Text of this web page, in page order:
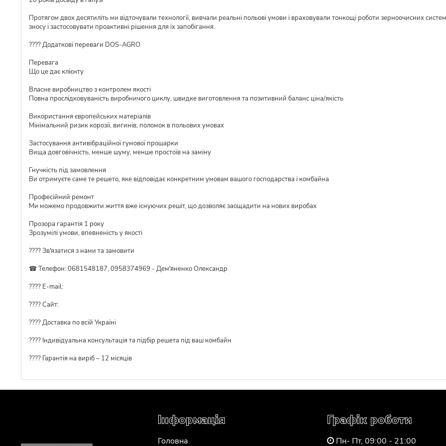
Протягом двох десятиліть ми відточували технології, вивчали реальні польові умови і враховували тонкощі роботи зерноочисних
зносу і застосовувати проактивні рішення для їх запобігання.
???? Додаткові переваги DOS-AGRO
Перевага
Що це дає клієнту
Власне виробництво з контролем якості
Повна прослідковуваність виробничого циклу, швидке виготовлення та позитивний баланс ціна/якість
Використання європейських матеріалів
Мінімальний ризик корозії, вигинів, поломок в польових умовах
Застосування антивібраційної гумової прошарки
Вища довговічність, менше шуму, менше простоїв на заміну
Гнучкість під замовлення
Ви отримуєте саме те решето, яке відповідає конкретним умовам вашого господарства і комбайна
Професійний ремонт
Ми можемо продовжити життя вже існуючих решіт, що дозволяє заощадити на нових виробах
Прозора гарантія 1 року
Зрозумілі умови, впевненість у якості
???? Зв'язатися з нами та замовити
☎ Телефон: 0681548187, 0958374969 - Дем'яненко Олександр
???? E-mail:
???? Сайт:
???? Доставка по всій Україні
????️ Індивідуальна консультація та підбір решета під ваш комбайн
???? Гарантія на виріб – 12 місяців
Інформація
Головна
Графік роботи
Пн- Пт, 09:00 - 21:00